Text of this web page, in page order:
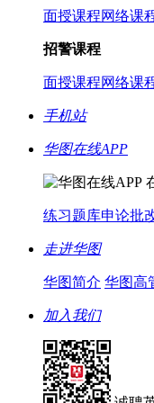
面授课程网络课
招警课程
面授课程网络课
手机站
华图在线APP
练习题库申论批
走进华图
华图简介 华图高
加入我们